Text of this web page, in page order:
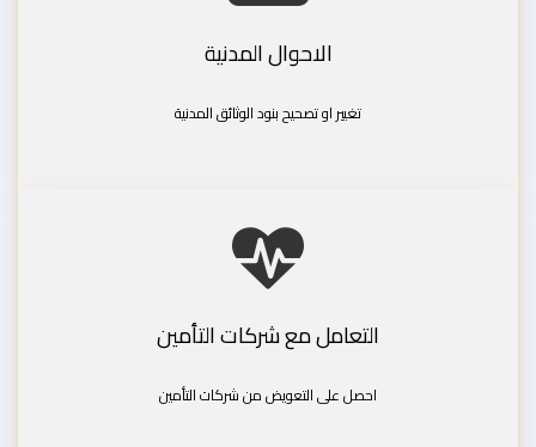
الاحوال المدنية
تغيير او تصحيح بنود الوثائق المدنية
التعامل مع شركات التأمين
احصل على التعويض من شركات التأمين